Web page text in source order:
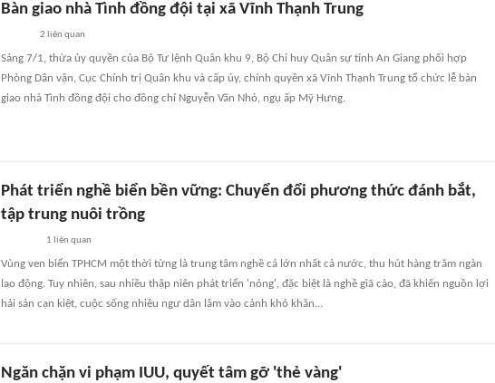
Bàn giao nhà Tình đồng đội tại xã Vĩnh Thạnh Trung
2 liên quan
Sáng 7/1, thừa ủy quyền của Bộ Tư lệnh Quân khu 9, Bộ Chỉ huy Quân sự tỉnh An Giang phối hợp
Phòng Dân vận, Cục Chính trị Quân khu và cấp ủy, chính quyền xã Vĩnh Thạnh Trung tổ chức lễ bàn
giao nhà Tình đồng đội cho đồng chí Nguyễn Văn Nhỏ, ngụ ấp Mỹ Hưng.
Phát triển nghề biển bền vững: Chuyển đổi phương thức đánh bắt,
tập trung nuôi trồng
1 liên quan
Vùng ven biển TPHCM một thời từng là trung tâm nghề cá lớn nhất cả nước, thu hút hàng trăm ngàn
lao động. Tuy nhiên, sau nhiều thập niên phát triển 'nóng', đặc biệt là nghề giã cào, đã khiến nguồn lợi
hải sản cạn kiệt, cuộc sống nhiều ngư dân lâm vào cảnh khó khăn...
Ngăn chặn vi phạm IUU, quyết tâm gỡ 'thẻ vàng'